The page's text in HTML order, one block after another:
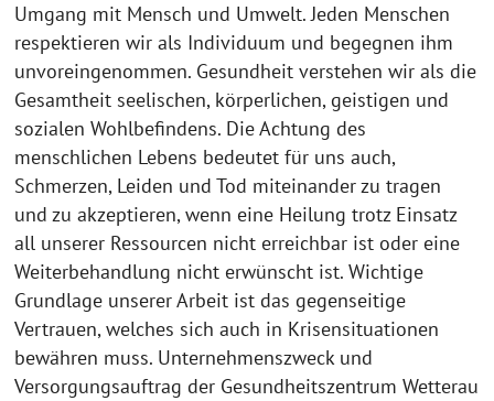
Umgang mit Mensch und Umwelt. Jeden Menschen
respektieren wir als Individuum und begegnen ihm
unvoreingenommen. Gesundheit verstehen wir als die
Gesamtheit seelischen, körperlichen, geistigen und
sozialen Wohlbefindens. Die Achtung des
menschlichen Lebens bedeutet für uns auch,
Schmerzen, Leiden und Tod miteinander zu tragen
und zu akzeptieren, wenn eine Heilung trotz Einsatz
all unserer Ressourcen nicht erreichbar ist oder eine
Weiterbehandlung nicht erwünscht ist. Wichtige
Grundlage unserer Arbeit ist das gegenseitige
Vertrauen, welches sich auch in Krisensituationen
bewähren muss. Unternehmenszweck und
Versorgungsauftrag der Gesundheitszentrum Wetterau